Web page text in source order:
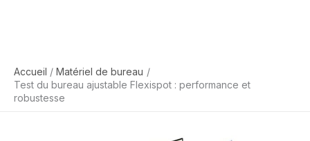
Accueil
Matériel de bureau
Test du bureau ajustable Flexispot : performance et
robustesse